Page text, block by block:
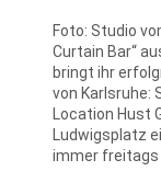
Foto: Studio
Curtain Bar“
bringt ihr
von Karlsruhe:
Location Hust
Ludwigsplatz
immer freitags